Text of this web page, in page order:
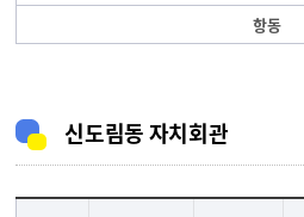
항동
신도림동 자치회관